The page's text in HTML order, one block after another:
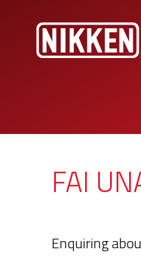
FAI
Enquiring